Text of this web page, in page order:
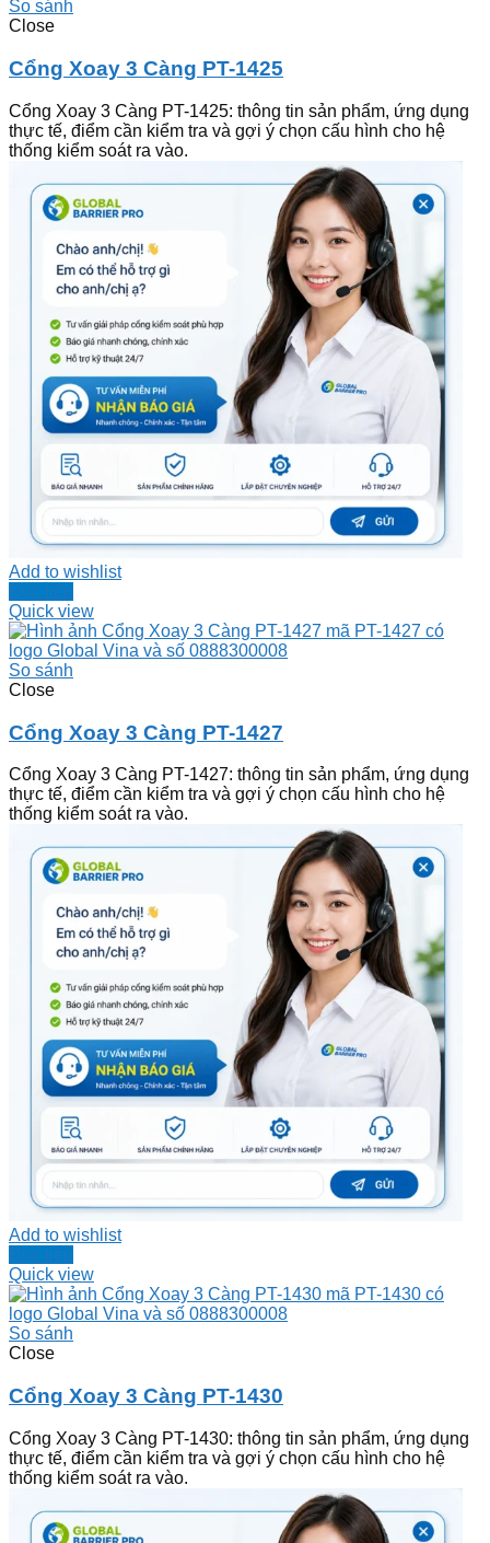
So sánh
Close
Cổng Xoay 3 Càng PT-1425
Cổng Xoay 3 Càng PT-1425: thông tin sản phẩm, ứng dụng
thực tế, điểm cần kiểm tra và gợi ý chọn cấu hình cho hệ
thống kiểm soát ra vào.
Add to wishlist
Đọc tiếp
Quick view
So sánh
Close
Cổng Xoay 3 Càng PT-1427
Cổng Xoay 3 Càng PT-1427: thông tin sản phẩm, ứng dụng
thực tế, điểm cần kiểm tra và gợi ý chọn cấu hình cho hệ
thống kiểm soát ra vào.
Add to wishlist
Đọc tiếp
Quick view
So sánh
Close
Cổng Xoay 3 Càng PT-1430
Cổng Xoay 3 Càng PT-1430: thông tin sản phẩm, ứng dụng
thực tế, điểm cần kiểm tra và gợi ý chọn cấu hình cho hệ
thống kiểm soát ra vào.